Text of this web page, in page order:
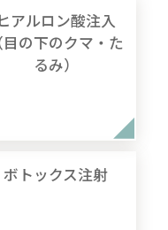
ヒアルロン酸注入
目の下のクマ・た
るみ）
ボトックス注射